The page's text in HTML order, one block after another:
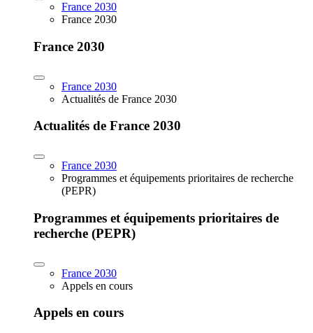
France 2030
France 2030
France 2030
France 2030
Actualités de France 2030
Actualités de France 2030
France 2030
Programmes et équipements prioritaires de recherche
(PEPR)
Programmes et équipements prioritaires de
recherche (PEPR)
France 2030
Appels en cours
Appels en cours